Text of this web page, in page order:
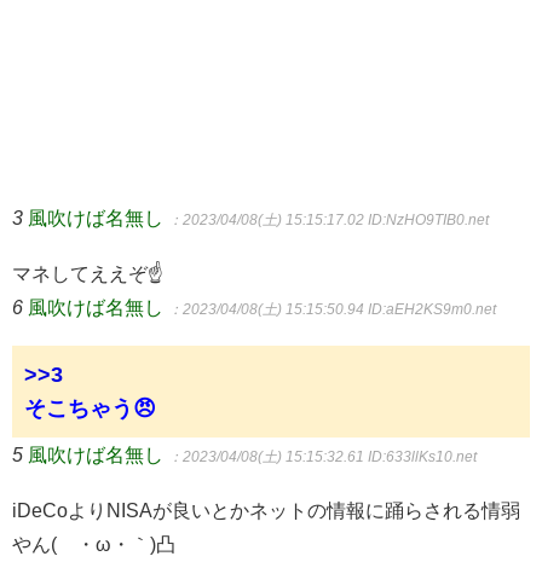
3 風吹けば名無し ：2023/04/08(土) 15:15:17.02 ID:NzHO9TIB0.net
マネしてええぞ☝
6 風吹けば名無し ：2023/04/08(土) 15:15:50.94 ID:aEH2KS9m0.net
>>3
そこちゃう😠
5 風吹けば名無し ：2023/04/08(土) 15:15:32.61 ID:633llKs10.net
iDeCoよりNISAが良いとかネットの情報に踊らされる情弱
やん(´・ω・｀)凸